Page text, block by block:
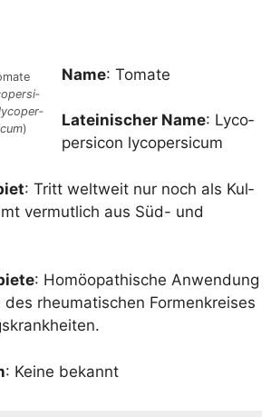
)
Name: Toma­te
Latei­ni­scher Name: Lyco­
per­si­con lycopersicum
: Tritt welt­weit nur noch als Kul­
ver­mut­lich aus Süd- und
: Homöo­pa­thi­sche Anwen­dung
des rheu­ma­ti­schen For­men­krei­ses
: Kei­ne bekannt